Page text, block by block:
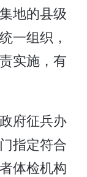
地的县级
一组织，
实施，有
府征兵办
指定符合
体检机构